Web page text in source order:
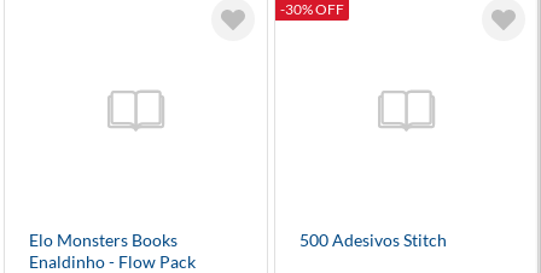
Elo Monsters Books
Enaldinho - Flow Pack
-30% OFF
500 Adesivos Stitch